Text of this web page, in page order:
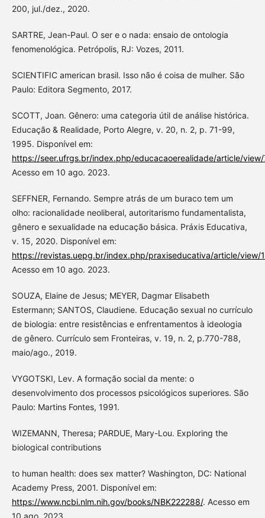
200, jul./dez., 2020.
SARTRE, Jean-Paul. O ser e o nada: ensaio de ontologia
fenomenológica. Petrópolis, RJ: Vozes, 2011.
SCIENTIFIC american brasil. Isso não é coisa de mulher. São
Paulo: Editora Segmento, 2017.
SCOTT, Joan. Gênero: uma categoria útil de análise histórica.
Educação & Realidade, Porto Alegre, v. 20, n. 2, p. 71-99,
1995. Disponível em:
https://seer.ufrgs.br/index.php/educacaoerealidade/article/view/
Acesso em 10 ago. 2023.
SEFFNER, Fernando. Sempre atrás de um buraco tem um
olho: racionalidade neoliberal, autoritarismo fundamentalista,
gênero e sexualidade na educação básica. Práxis Educativa,
v. 15, 2020. Disponível em:
https://revistas.uepg.br/index.php/praxiseducativa/article/view/
Acesso em 10 ago. 2023.
SOUZA, Elaine de Jesus; MEYER, Dagmar Elisabeth
Estermann; SANTOS, Claudiene. Educação sexual no currículo
de biologia: entre resistências e enfrentamentos à ideologia
de gênero. Currículo sem Fronteiras, v. 19, n. 2, p.770-788,
maio/ago., 2019.
VYGOTSKI, Lev. A formação social da mente: o
desenvolvimento dos processos psicológicos superiores. São
Paulo: Martins Fontes, 1991.
WIZEMANN, Theresa; PARDUE, Mary-Lou. Exploring the
biological contributions
to human health: does sex matter? Washington, DC: National
Academy Press, 2001. Disponível em:
https://www.ncbi.nlm.nih.gov/books/NBK222288/. Acesso em